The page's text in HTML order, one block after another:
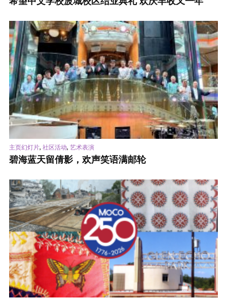
主页幻灯片, 社区活动, 艺术表演
碧海蓝天留倩影，欢声笑语满邮轮